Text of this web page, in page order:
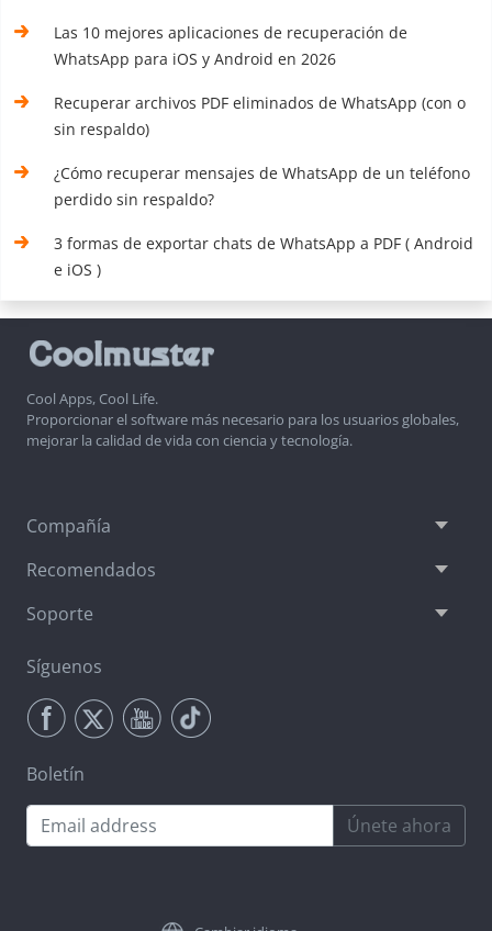
Las 10 mejores aplicaciones de recuperación de
WhatsApp para iOS y Android en 2026
Recuperar archivos PDF eliminados de WhatsApp (con o
sin respaldo)
¿Cómo recuperar mensajes de WhatsApp de un teléfono
perdido sin respaldo?
3 formas de exportar chats de WhatsApp a PDF ( Android
e iOS )
Cool Apps, Cool Life.
Proporcionar el software más necesario para los usuarios globales,
mejorar la calidad de vida con ciencia y tecnología.
Compañía
Recomendados
Soporte
Síguenos
Boletín
Únete ahora